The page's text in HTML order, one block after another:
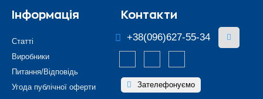
Інформація
Статті
Виробники
Питання/Відповідь
Угода публічної оферти
Контакти
+38(096)627-55-34
Зателефонуємо